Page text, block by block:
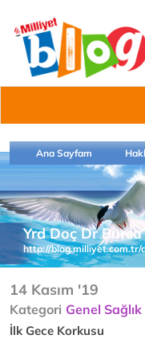
Ana Sayfam
Yrd Doç Dr
http://blog.milliyet.com.tr/
14 Kasım '19
Kategori Genel Sağlık
İlk Gece Korkusu